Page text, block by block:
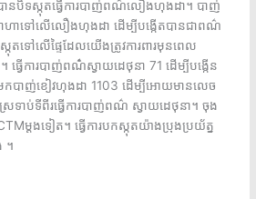
នបានបិទស្កុតធ្វើការបាញ់ពណ៌លឿងហុងដា។ បាញ់
ហាទៅលើលឿងហុងដា ដើម្បីបង្កើតបានជាពណ៌
ទៅលើផ្ទៃដែលយើងត្រូវការពារមុនពេល
ើការបាញ់ពណំ៌ស្វាយដេថុនា 71 ដើម្បីបង្កើន
បាញ់ខៀវហុងដា 1103 ដើម្បីអោយមានលេច
ទាប់ទីពីរធ្វើការបាញ់ពណ៌ ស្វាយដេថុនា។ ចុង
ម្តងទៀត។ ធ្វើការបកស្កុតយ៉ាងប្រុងប្រយ័ត្ន
។